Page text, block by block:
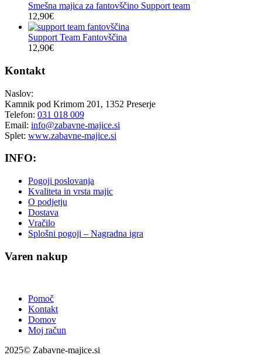
Smešna majica za fantovščino Support team
12,90€
Support Team Fantovščina
12,90€
Kontakt
Naslov:
Kamnik pod Krimom 201, 1352 Preserje
Telefon: 031 018 009
Email: info@zabavne-majice.si
Splet: www.zabavne-majice.si
INFO:
Pogoji poslovanja
Kvaliteta in vrsta majic
O podjetju
Dostava
Vračilo
Splošni pogoji – Nagradna igra
Varen nakup
Pomoč
Kontakt
Domov
Moj račun
2025© Zabavne-majice.si